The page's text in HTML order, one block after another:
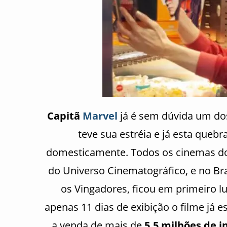
Capitã Marvel já é sem dúvida um
teve sua estréia e já esta
domesticamente. Todos os cinemas
do Universo Cinematográfico, e no
os Vingadores, ficou em primeiro
apenas 11 dias de exibição o filme já